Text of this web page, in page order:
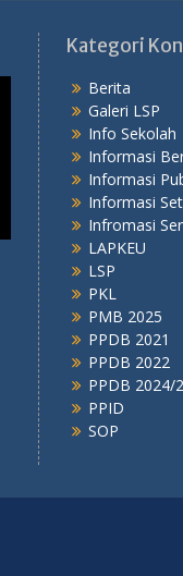
Kategori
Berita
Galeri LSP
Info Sekolah
Informasi
Informasi
Informasi
Infromasi
LAPKEU
LSP
PKL
PMB 2025
PPDB 2021
PPDB 2022
PPDB 2024/
PPID
SOP